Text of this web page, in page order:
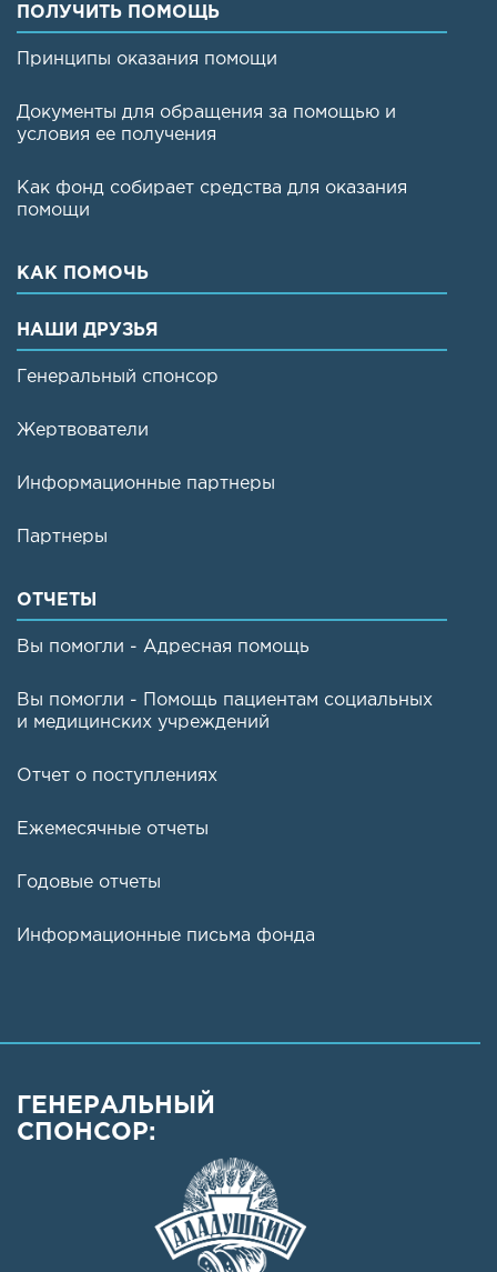
ПОЛУЧИТЬ ПОМОЩЬ
Принципы оказания помощи
Документы для обращения за помощью и
условия ее получения
Как фонд собирает средства для оказания
помощи
КАК ПОМОЧЬ
НАШИ ДРУЗЬЯ
Генеральный спонсор
Жертвователи
Информационные партнеры
Партнеры
ОТЧЕТЫ
Вы помогли - Адресная помощь
Вы помогли - Помощь пациентам социальных
и медицинских учреждений
Отчет о поступлениях
Ежемесячные отчеты
Годовые отчеты
Информационные письма фонда
ГЕНЕРАЛЬНЫЙ
СПОНСОР: